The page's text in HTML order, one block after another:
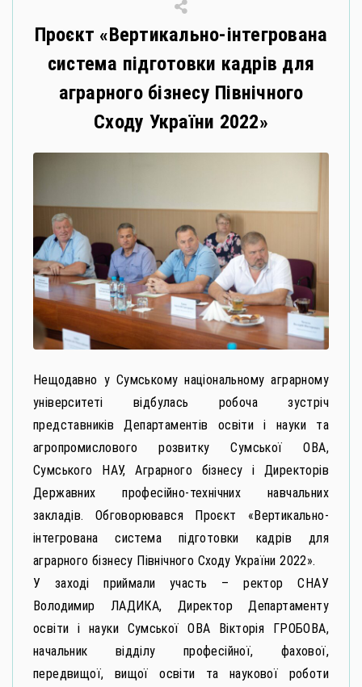
Проєкт «Вертикально-інтегрована
система підготовки кадрів для
аграрного бізнесу Північного
Сходу України 2022»
Нещодавно у Сумському національному аграрному
університеті відбулась робоча зустріч
представників Департаментів освіти і науки та
агропромислового розвитку Сумської ОВА,
Сумського НАУ, Аграрного бізнесу і Директорів
Державних професійно-технічних навчальних
закладів. Обговорювався Проєкт «Вертикально-
інтегрована система підготовки кадрів для
аграрного бізнесу Північного Сходу України 2022».
У заході приймали участь – ректор СНАУ
Володимир ЛАДИКА, Директор Департаменту
освіти і науки Сумської ОВА Вікторія ГРОБОВА,
начальник відділу професійної, фахової,
передвищої, вищої освіти та наукової роботи